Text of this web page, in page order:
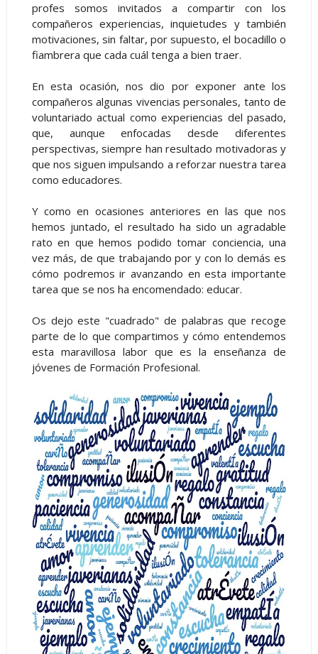
profes somos invitados a compartir con los
compañeros experiencias, inquietudes y también
motivaciones, sin faltar, por supuesto, el bocadillo o
fiambrera que cada cuál tenga a bien traer.
En esta ocasión, nos dio por exponer ante los
compañeros algunas vivencias personales, tanto de
voluntariado actual como experiencias del pasado,
que, aunque enfocadas desde diferentes
perspectivas, siempre han resultado motivadoras y
que nos siguen impulsando a reforzar nuestra tarea
como educadores.
Y como en ocasiones anteriores en las que nos
hemos juntado, el resultado ha sido un agradable
rato en que hemos podido tomar conciencia, una
vez más, de que trabajando por y con lo demás es
cómo podremos ir avanzando en esta importante
tarea que se nos ha encomendado: educar.
Os dejo este "cuadrado" de palabras que recoge
parte de lo que compartimos y cómo entendemos
esta maravillosa labor que es la enseñanza de
jóvenes de Formación Profesional.